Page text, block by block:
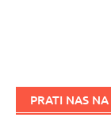
PRATI NAS